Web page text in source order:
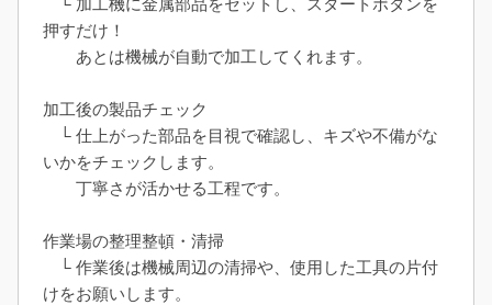
└ 加工機に金属部品をセットし、スタートボタンを
押すだけ！
あとは機械が自動で加工してくれます。
加工後の製品チェック
└ 仕上がった部品を目視で確認し、キズや不備がな
いかをチェックします。
丁寧さが活かせる工程です。
作業場の整理整頓・清掃
└ 作業後は機械周辺の清掃や、使用した工具の片付
けをお願いします。